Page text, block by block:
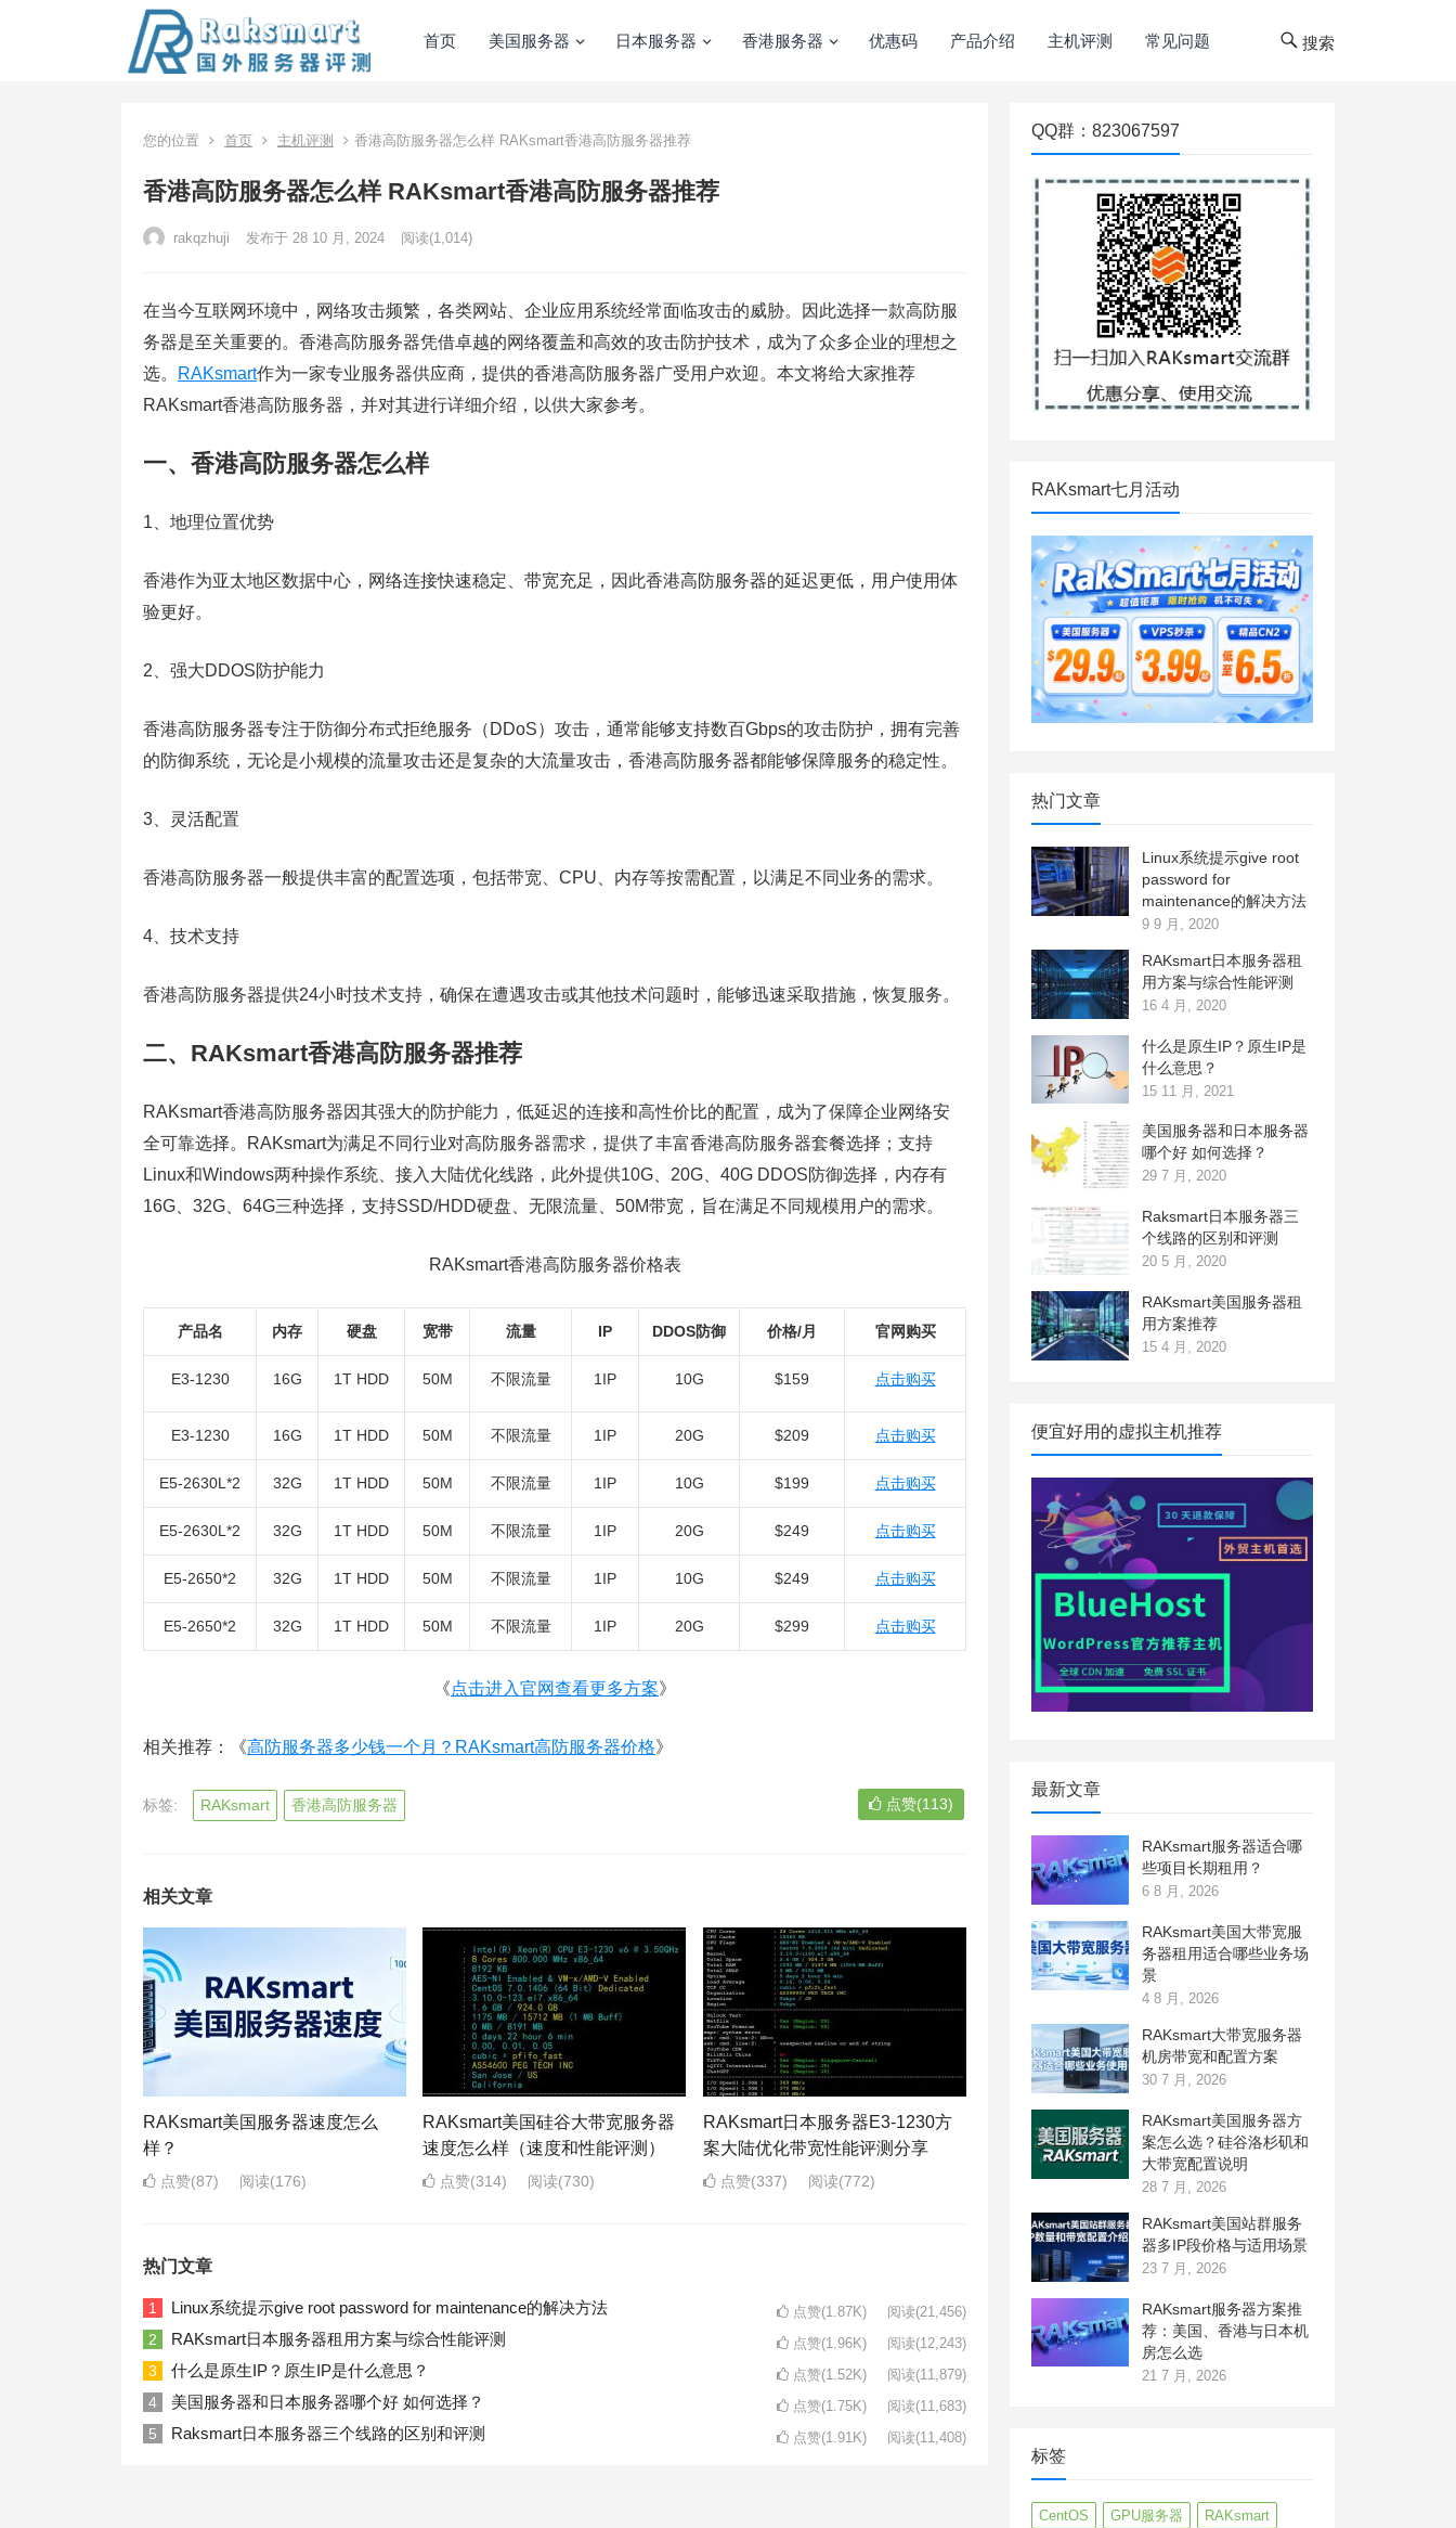
首页 美国服务器 日本服务器 香港服务器 优惠码 产品介绍 主机评测 常见问题 搜索
您的位置 首页 主机评测 香港高防服务器怎么样 RAKsmart香港高防服务器推荐
香港高防服务器怎么样 RAKsmart香港高防服务器推荐
rakqzhuji 发布于 28 10 月, 2024 阅读(1,014)
在当今互联网环境中，网络攻击频繁，各类网站、企业应用系统经常面临攻击的威胁。因此选择一款高防服
务器是至关重要的。香港高防服务器凭借卓越的网络覆盖和高效的攻击防护技术，成为了众多企业的理想之
选。
RAKsmart作为一家专业服务器供应商，提供的香港高防服务器广受用户欢迎。本文将给大家推荐
RAKsmart香港高防服务器，并对其进行详细介绍，以供大家参考。
一、香港高防服务器怎么样
1、地理位置优势
香港作为亚太地区数据中心，网络连接快速稳定、带宽充足，因此香港高防服务器的延迟更低，用户使用体
验更好。
2、强大DDOS防护能力
香港高防服务器专注于防御分布式拒绝服务（DDoS）攻击，通常能够支持数百Gbps的攻击防护，拥有完善
的防御系统，无论是小规模的流量攻击还是复杂的大流量攻击，香港高防服务器都能够保障服务的稳定性。
3、灵活配置
香港高防服务器一般提供丰富的配置选项，包括带宽、CPU、内存等按需配置，以满足不同业务的需求。
4、技术支持
香港高防服务器提供24小时技术支持，确保在遭遇攻击或其他技术问题时，能够迅速采取措施，恢复服务。
二、RAKsmart香港高防服务器推荐
RAKsmart香港高防服务器因其强大的防护能力，低延迟的连接和高性价比的配置，成为了保障企业网络安
全可靠选择。RAKsmart为满足不同行业对高防服务器需求，提供了丰富香港高防服务器套餐选择；支持
Linux和Windows两种操作系统、接入大陆优化线路，此外提供10G、20G、40G DDOS防御选择，内存有
16G、32G、64G三种选择，支持SSD/HDD硬盘、无限流量、50M带宽，旨在满足不同规模用户的需求。
RAKsmart香港高防服务器价格表
产品名 内存 硬盘 宽带 流量 IP DDOS防御 价格/月 官网购买
E3-1230 16G 1T HDD 50M 不限流量 1IP 10G $159 点击购买
E3-1230 16G 1T HDD 50M 不限流量 1IP 20G $209 点击购买
E5-2630L*2 32G 1T HDD 50M 不限流量 1IP 10G $199 点击购买
E5-2630L*2 32G 1T HDD 50M 不限流量 1IP 20G $249 点击购买
E5-2650*2 32G 1T HDD 50M 不限流量 1IP 10G $249 点击购买
E5-2650*2 32G 1T HDD 50M 不限流量 1IP 20G $299 点击购买
《点击进入官网查看更多方案》
相关推荐：《高防服务器多少钱一个月？RAKsmart高防服务器价格》
标签: RAKsmart 香港高防服务器 点赞(113)
相关文章
RAKsmart美国服务器速度怎么
样？
点赞(87) 阅读(176)
RAKsmart美国硅谷大带宽服务器
速度怎么样（速度和性能评测）
点赞(314) 阅读(730)
RAKsmart日本服务器E3-1230方
案大陆优化带宽性能评测分享
点赞(337) 阅读(772)
热门文章
1 Linux系统提示give root password for maintenance的解决方法 点赞(1.87K) 阅读(21,456)
2 RAKsmart日本服务器租用方案与综合性能评测 点赞(1.96K) 阅读(12,243)
3 什么是原生IP？原生IP是什么意思？ 点赞(1.52K) 阅读(11,879)
4 美国服务器和日本服务器哪个好 如何选择？ 点赞(1.75K) 阅读(11,683)
5 Raksmart日本服务器三个线路的区别和评测 点赞(1.91K) 阅读(11,408)
QQ群：823067597
RAKsmart七月活动
热门文章
Linux系统提示give root
password for
maintenance的解决方法
9 9 月, 2020
RAKsmart日本服务器租
用方案与综合性能评测
16 4 月, 2020
什么是原生IP？原生IP是
什么意思？
15 11 月, 2021
美国服务器和日本服务器
哪个好 如何选择？
29 7 月, 2020
Raksmart日本服务器三
个线路的区别和评测
20 5 月, 2020
RAKsmart美国服务器租
用方案推荐
15 4 月, 2020
便宜好用的虚拟主机推荐
最新文章
RAKsmart服务器适合哪
些项目长期租用？
6 8 月, 2026
RAKsmart美国大带宽服
务器租用适合哪些业务场
景
4 8 月, 2026
RAKsmart大带宽服务器
机房带宽和配置方案
30 7 月, 2026
RAKsmart美国服务器方
案怎么选？硅谷洛杉矶和
大带宽配置说明
28 7 月, 2026
RAKsmart美国站群服务
器多IP段价格与适用场景
23 7 月, 2026
RAKsmart服务器方案推
荐：美国、香港与日本机
房怎么选
21 7 月, 2026
标签
CentOS GPU服务器
RAKsmart